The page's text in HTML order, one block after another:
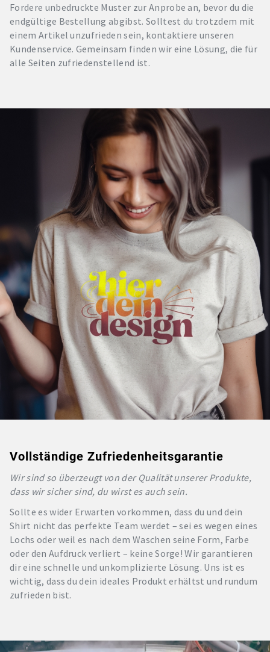
Fordere unbedruckte Muster zur Anprobe an, bevor du die
endgültige Bestellung abgibst. Solltest du trotzdem mit
einem Artikel unzufrieden sein, kontaktiere unseren
Kundenservice. Gemeinsam finden wir eine Lösung, die für
alle Seiten zufriedenstellend ist.
Vollständige Zufriedenheitsgarantie
Wir sind so überzeugt von der Qualität unserer Produkte,
dass wir sicher sind, du wirst es auch sein.
Sollte es wider Erwarten vorkommen, dass du und dein
Shirt nicht das perfekte Team werdet – sei es wegen eines
Lochs oder weil es nach dem Waschen seine Form, Farbe
oder den Aufdruck verliert – keine Sorge! Wir garantieren
dir eine schnelle und unkomplizierte Lösung. Uns ist es
wichtig, dass du dein ideales Produkt erhältst und rundum
zufrieden bist.